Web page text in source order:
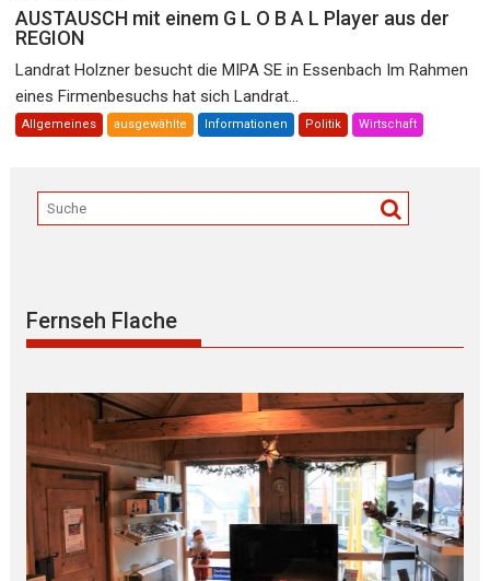
AUSTAUSCH mit einem G L O B A L Player aus der
REGION
Landrat Holzner besucht die MIPA SE in Essenbach Im Rahmen
eines Firmenbesuchs hat sich Landrat...
Allgemeines ausgewählte Informationen Politik Wirtschaft
Fernseh Flache